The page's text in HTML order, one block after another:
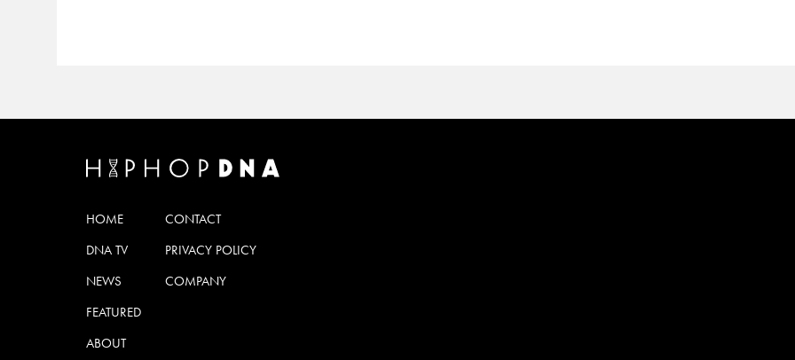
HOME
DNA TV
NEWS
FEATURED
ABOUT
CONTACT
PRIVACY POLICY
COMPANY